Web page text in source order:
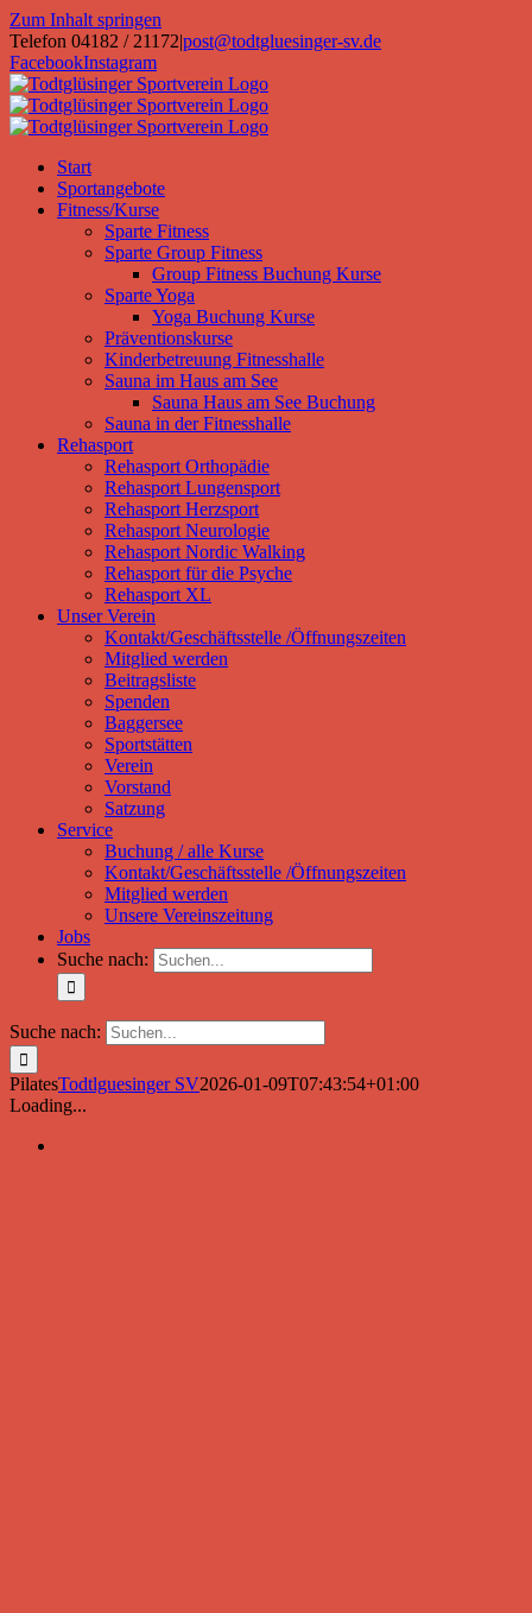
Zum Inhalt springen
Telefon 04182 / 21172|post@todtgluesinger-sv.de
FacebookInstagram
Start
Sportangebote
Fitness/Kurse
Sparte Fitness
Sparte Group Fitness
Group Fitness Buchung Kurse
Sparte Yoga
Yoga Buchung Kurse
Präventionskurse
Kinderbetreuung Fitnesshalle
Sauna im Haus am See
Sauna Haus am See Buchung
Sauna in der Fitnesshalle
Rehasport
Rehasport Orthopädie
Rehasport Lungensport
Rehasport Herzsport
Rehasport Neurologie
Rehasport Nordic Walking
Rehasport für die Psyche
Rehasport XL
Unser Verein
Kontakt/Geschäftsstelle /Öffnungszeiten
Mitglied werden
Beitragsliste
Spenden
Baggersee
Sportstätten
Verein
Vorstand
Satzung
Service
Buchung / alle Kurse
Kontakt/Geschäftsstelle /Öffnungszeiten
Mitglied werden
Unsere Vereinszeitung
Jobs
Suche nach:
Suche nach:
PilatesTodtlguesinger SV2026-01-09T07:43:54+01:00
Loading...